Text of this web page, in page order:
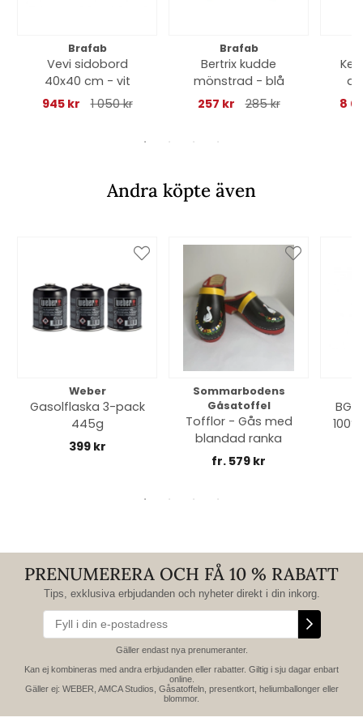
Brafab
Vevi sidobord
40x40 cm - vit
945 kr
1 050 kr
Brafab
Bertrix kudde
mönstrad - blå
257 kr
285 kr
8
Andra köpte även
Weber
Gasolflaska 3-pack
445g
399 kr
Sommarbodens
Gåsatoffel
Tofflor - Gås med
blandad ranka
fr. 579 kr
PRENUMERERA OCH FÅ 10 % RABATT
Tips, exklusiva erbjudanden och nyheter direkt i din inkorg.
Gäller endast nya prenumeranter.
Kan ej kombineras med andra erbjudanden eller rabatter. Giltig i sju dagar enbart
online.
Gäller ej: WEBER, AMCA Studios, Gåsatoffeln, presentkort, heliumballonger eller
blommor.